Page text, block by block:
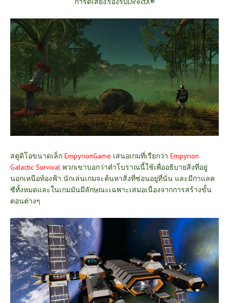
สตูดิโอขนาดเล็ก EmpyrionGame เสนอเกมที่เรียกว่า Empyrion
Galactic Survival พวกเขาบอกว่าคำโบราณนี้ใช้เพื่ออธิบายสิ่งที่อยู่
นอกเหนือท้องฟ้า นักเล่นเกมจะค้นหาสิ่งที่ซ่อนอยู่ที่นั่น และมีกาแลค
ซีทั้งหมดและในเกมมันมีลักษณะเฉพาะเสมอเนื่องจากการสร้างขั้น
ตอนต่างๆ